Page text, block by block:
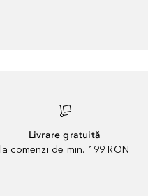
Livrare gratuită
la comenzi de min. 199 RON